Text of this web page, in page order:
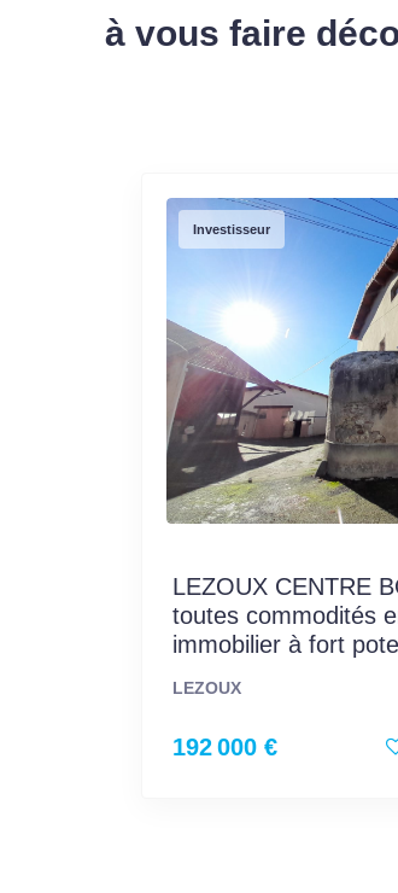
à vous faire
Investisseur
LEZOUX CENTRE
toutes commodités
immobilier à fort
LEZOUX
192 000 €